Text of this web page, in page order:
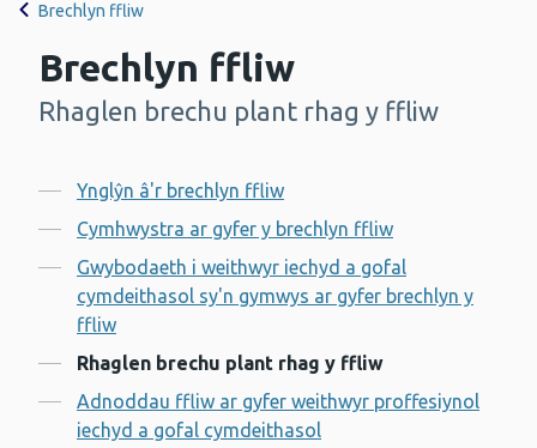
Brechlyn ffliw
Brechlyn ffliw
-
Rhaglen brechu plant rhag y ffliw
Cynnwys
Ynglŷn â'r brechlyn ffliw
Cymhwystra ar gyfer y brechlyn ffliw
Gwybodaeth i weithwyr iechyd a gofal
cymdeithasol sy'n gymwys ar gyfer brechlyn y
ffliw
Rhaglen brechu plant rhag y ffliw
Adnoddau ffliw ar gyfer weithwyr proffesiynol
iechyd a gofal cymdeithasol